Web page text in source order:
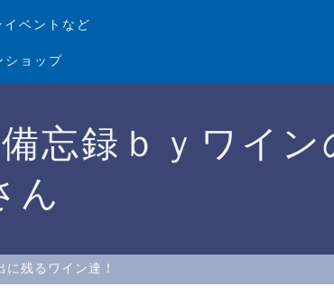
イベントなど
ショップ
忘録ｂｙワイ
ん
残るワイン達！